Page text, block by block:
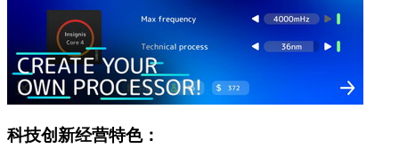
科技创新经营特色：